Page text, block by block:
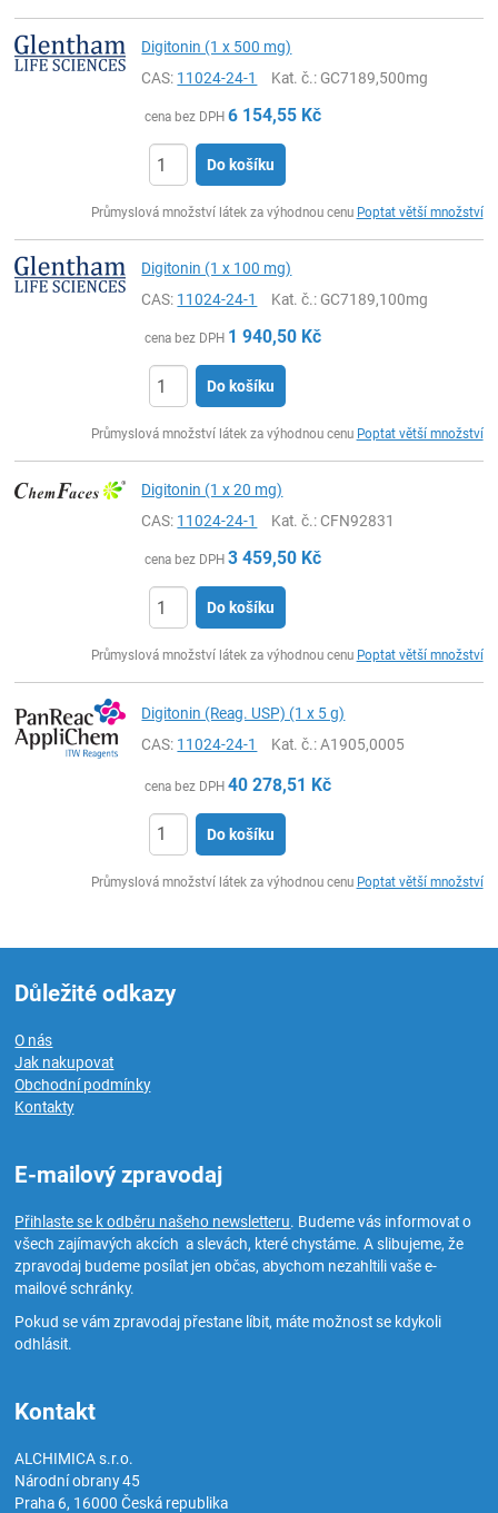
Digitonin (1 x 500 mg)
CAS: 11024-24-1 Kat. č.: GC7189,500mg
cena bez DPH 6 154,55 Kč
Do košíku
Průmyslová množství látek za výhodnou cenu Poptat větší množství
Digitonin (1 x 100 mg)
CAS: 11024-24-1 Kat. č.: GC7189,100mg
cena bez DPH 1 940,50 Kč
Do košíku
Průmyslová množství látek za výhodnou cenu Poptat větší množství
Digitonin (1 x 20 mg)
CAS: 11024-24-1 Kat. č.: CFN92831
cena bez DPH 3 459,50 Kč
Do košíku
Průmyslová množství látek za výhodnou cenu Poptat větší množství
Digitonin (Reag. USP) (1 x 5 g)
CAS: 11024-24-1 Kat. č.: A1905,0005
cena bez DPH 40 278,51 Kč
Do košíku
Průmyslová množství látek za výhodnou cenu Poptat větší množství
Důležité odkazy
O nás
Jak nakupovat
Obchodní podmínky
Kontakty
E-mailový zpravodaj
Přihlaste se k odběru našeho newsletteru. Budeme vás informovat o
všech zajímavých akcích a slevách, které chystáme. A slibujeme, že
zpravodaj budeme posílat jen občas, abychom nezahltili vaše e-
mailové schránky.
Pokud se vám zpravodaj přestane líbit, máte možnost se kdykoli
odhlásit.
Kontakt
ALCHIMICA s.r.o.
Národní obrany 45
Praha 6, 16000Česká republika